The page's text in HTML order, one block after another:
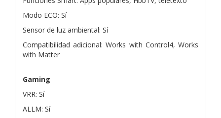
Modo ECO: Sí
Sensor de luz ambiental: Sí
Compatibilidad adicional: Works with Control4, Works
with Matter
Gaming
VRR: Sí
ALLM: Sí